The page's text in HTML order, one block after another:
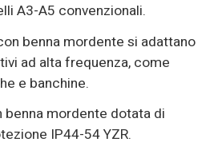
A3-A5 convenzionali.
benna mordente si adattano
ad alta frequenza, come
e banchine.
benna mordente dotata di
IP44-54 YZR.